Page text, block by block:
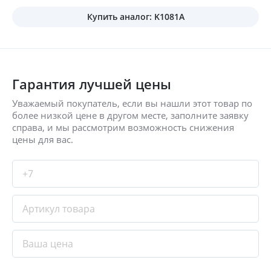
Купить аналог: K1081A
Гарантия лучшей цены
Уважаемый покупатель, если вы нашли этот товар по
более низкой цене в другом месте, заполните заявку
справа, и мы рассмотрим возможность снижения
цены для вас.